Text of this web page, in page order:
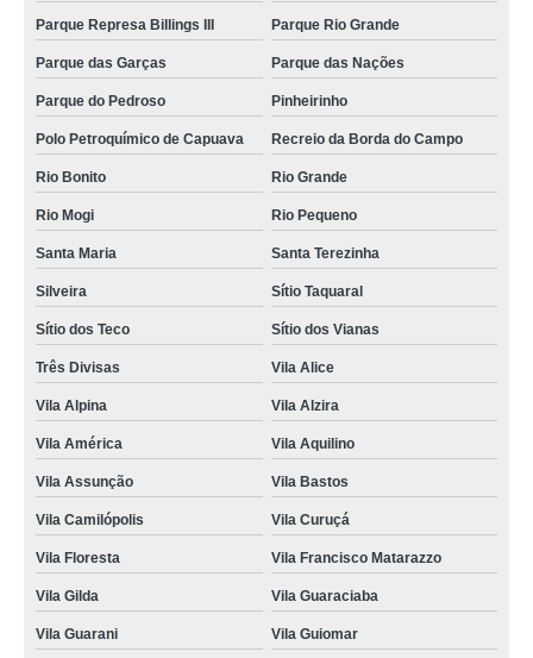
consulta para animais silvestres marcar Jardim Joaquim Eugênio de Lima
consulta médica veterinária para silvestres Rio Bonito
onde fazer consulta de dermatologista para silvestres Vila Helena
onde agendar consulta para animais silvestres Vila Palmares
consulta médica veterinária para animais silvestres marcar Cerâmica
consulta veterinária para silvestres Cerâmica
consulta médica veterinária para animais silvestres Vila Guarani
consulta para animais silvestres Santa Maria
consulta de ozonioterapia para silvestres marcar Barcelona
consulta para silvestres marcar São Caetano do Sul
consulta para animal silvestre marcar Campestre
consulta médica veterinária para silvestres Parque Jaçatuba
onde fazer consulta médica veterinária para animais silvestres Vila Humaitá
Parque Represa Billings III Parque Rio Grande
Parque das Garças Parque das Nações
Parque do Pedroso Pinheirinho
Polo Petroquímico de Capuava Recreio da Borda do Campo
Rio Bonito Rio Grande
Rio Mogi Rio Pequeno
Santa Maria Santa Terezinha
Silveira Sítio Taquaral
Sítio dos Teco Sítio dos Vianas
Três Divisas Vila Alice
Vila Alpina Vila Alzira
Vila América Vila Aquilino
Vila Assunção Vila Bastos
Vila Camilópolis Vila Curuçá
Vila Floresta Vila Francisco Matarazzo
Vila Gilda Vila Guaraciaba
Vila Guarani Vila Guiomar